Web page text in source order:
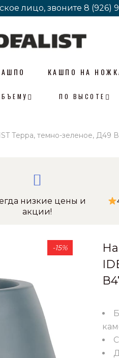
лицо, звоните 8 (926)
лицо, звоните 8 (926)
КАШПО НА
ПО ВЫСОТЕ
Терра, темно-зеленое, Д49
низкие цены и
акции!
-15%